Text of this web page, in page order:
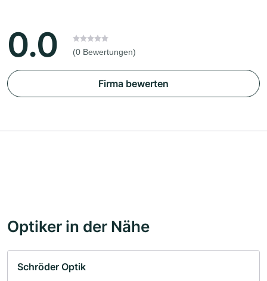
0.0 (0 Bewertungen)
Firma bewerten
Optiker in der Nähe
Schröder Optik